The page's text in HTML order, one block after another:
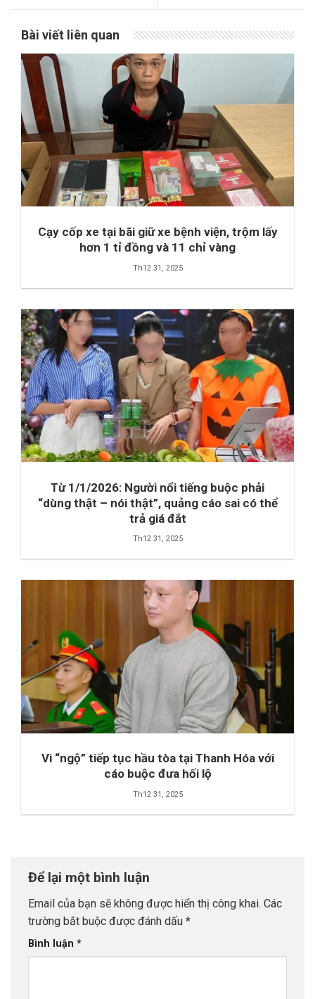
Bài viết liên quan
Cạy cốp xe tại bãi giữ xe bệnh viện, trộm lấy
hơn 1 tỉ đồng và 11 chỉ vàng
Th12 31, 2025
Từ 1/1/2026: Người nổi tiếng buộc phải
“dùng thật – nói thật”, quảng cáo sai có thể
trả giá đắt
Th12 31, 2025
Vi “ngộ” tiếp tục hầu tòa tại Thanh Hóa với
cáo buộc đưa hối lộ
Th12 31, 2025
Để lại một bình luận
Email của bạn sẽ không được hiển thị công khai. Các
trường bắt buộc được đánh dấu *
Bình luận *